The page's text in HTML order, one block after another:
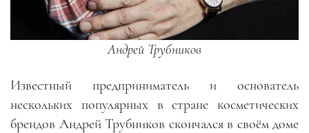
Андрей Трубников
Известный предприниматель и основатель
нескольких популярных в стране косметических
брендов Андрей Трубников скончался в своём доме